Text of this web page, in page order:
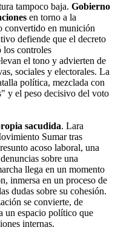
tampoco baja. Gobierno
en torno a la
convertido en munición
defiende que el decreto
los controles
el tono y advierten de
sociales y electorales. La
política, mezclada con
y el peso decisivo del voto
sacudida. Lara
Sumar tras
acoso laboral, una
sobre una
llega en un momento
inmersa en un proceso de
dudas sobre su cohesión.
se convierte, de
un espacio político que
internas.